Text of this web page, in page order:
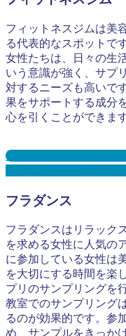
フィットネスジムは美
る代表的なスポットで
女性たちは、日々の生
いう意識が強く、サプ
対するニーズも高いで
果をサポートする成分
心を引くことができます
ジム・スポーツジム・
メリット３選と事例を
フラダンス
フラダンスはリラック
を求める女性に人気の
に参加している女性は
を大切にする時間を楽
プリのサンプリングを
教室でのサンプリング
るのが効果的です。参
め、サンプルをきっか